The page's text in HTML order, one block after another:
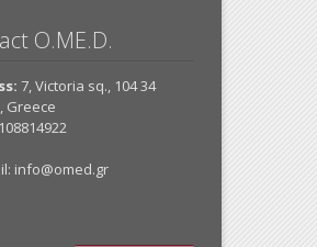
O.ME.D.
7, Victoria sq., 104 34
Greece
info@omed.gr